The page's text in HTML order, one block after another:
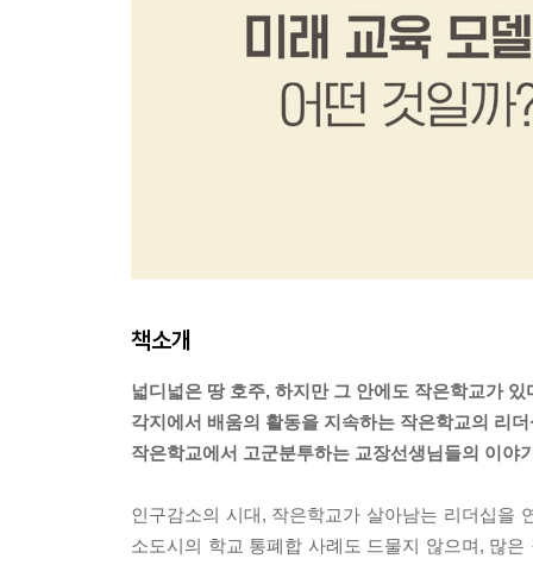
책소개
넓디넓은 땅 호주, 하지만 그 안에도 작은학교가 있
각지에서 배움의 활동을 지속하는 작은학교의 리
작은학교에서 고군분투하는 교장선생님들의 이야
인구감소의 시대, 작은학교가 살아남는 리더십을
소도시의 학교 통폐합 사례도 드물지 않으며, 많